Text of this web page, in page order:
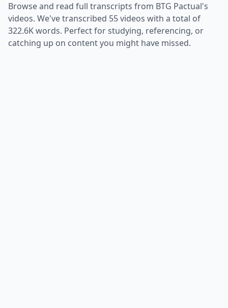
Browse and read full transcripts from BTG Pactual's
videos. We've transcribed 55videos with a total of
322.6Kwords. Perfect for studying, referencing, or
catching up on content you might have missed.